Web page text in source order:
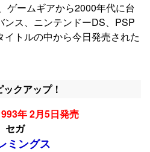
ゲームギアから2000年代に台
ス、ニンテンドーDS、PSP
イトルの中から今日発売された
クアップ！
年 2月5日発売
セガ
ミングス